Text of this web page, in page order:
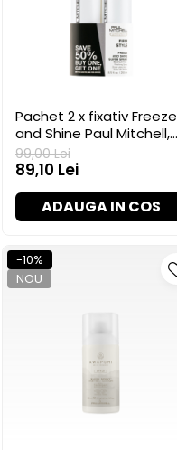
Pachet 2 x fixativ Freeze
and Shine Paul Mitchell,
250 ml
99,00 Lei
89,10 Lei
ADAUGA IN COS
-10%
NOU